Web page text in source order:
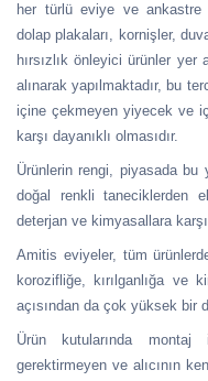
her türlü eviye ve ankastre
dolap plakaları, kornişler,
hırsızlık önleyici ürünler
alınarak yapılmaktadır, bu
içine çekmeyen yiyecek ve
karşı dayanıklı olmasıdır.
Ürünlerin rengi, piyasada
doğal renkli taneciklerden
deterjan ve kimyasallara
Amitis eviyeler, tüm
korozifliğe, kırılganlığa ve
açısından da çok yüksek bir
Ürün kutularında
gerektirmeyen ve alıcının